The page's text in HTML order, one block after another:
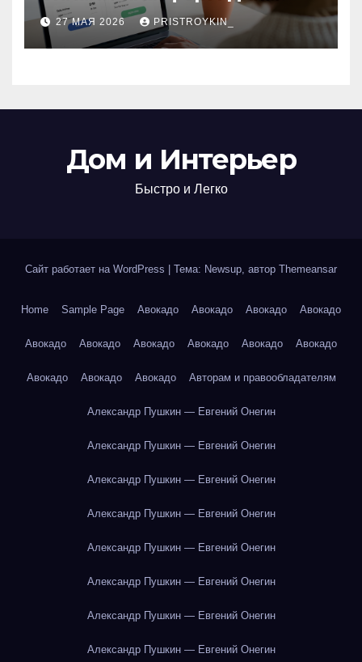
поиска авиабилетов и
железнодорожных
билетов
27 МАЯ 2026 PRISTROYKIN_
Дом и Интерьер
Быстро и Легко
Сайт работает на WordPress Тема: Newsup, автор Themeansar
Home Sample Page Авокадо Авокадо Авокадо Авокадо
Авокадо Авокадо Авокадо Авокадо Авокадо Авокадо
Авокадо Авокадо Авокадо Авторам и правообладателям
Александр Пушкин — Евгений Онегин
Александр Пушкин — Евгений Онегин
Александр Пушкин — Евгений Онегин
Александр Пушкин — Евгений Онегин
Александр Пушкин — Евгений Онегин
Александр Пушкин — Евгений Онегин
Александр Пушкин — Евгений Онегин
Александр Пушкин — Евгений Онегин